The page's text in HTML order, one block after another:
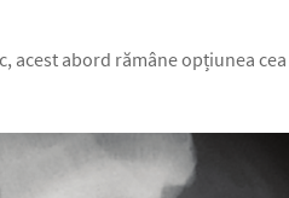
abord rămâne opțiunea